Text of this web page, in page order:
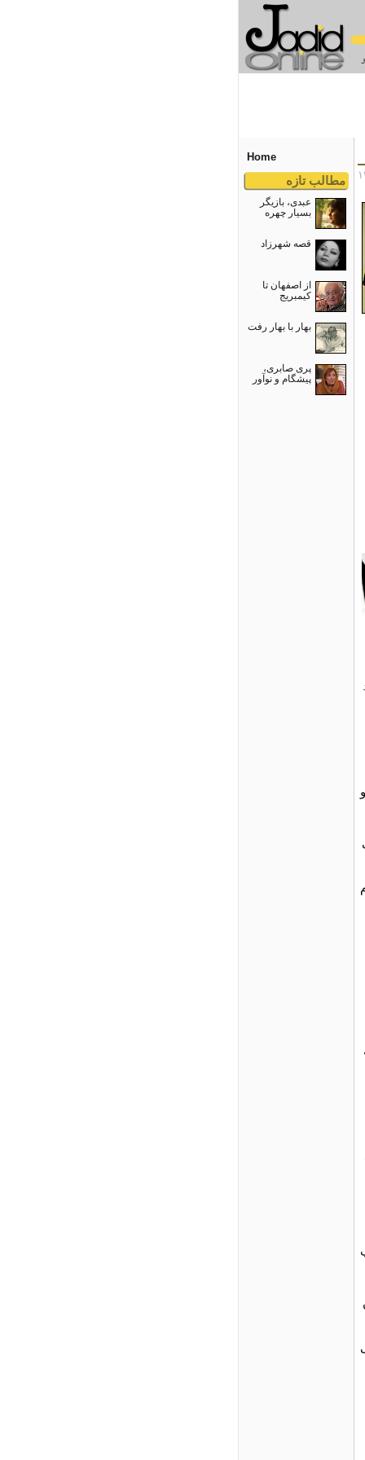
Home
مطالب تازه
عبدی، بازیگر
بسیار چهره
قصه شهرزاد
از اصفهان تا
کیمبریج
بهار با بهار رفت
پری صابری،
پیشگام و نوآور